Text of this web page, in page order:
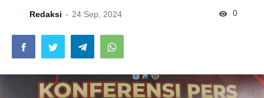
Redaksi 24 Sep, 2024 0